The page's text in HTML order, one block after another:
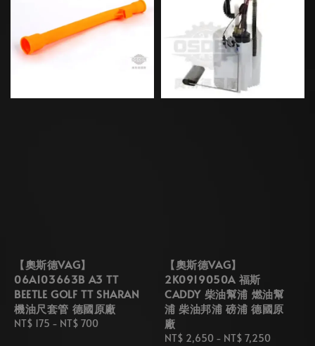
【奧斯德VAG】
06A103663B A3 TT
BEETLE GOLF TT SHARAN
機油尺套管 德國原廠
Regular
NT$ 175 - NT$ 700
【奧斯德VAG】
2K0919050A 福斯
CADDY 柴油幫浦 燃油幫
浦 柴油邦浦 磅浦 德國原
廠
Regular
NT$ 2,650 - NT$ 7,250